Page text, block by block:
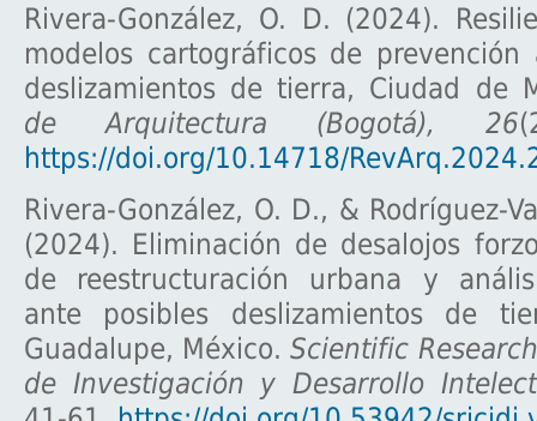
Rivera-González, O. D. (2024).
modelos cartográficos de
deslizamientos de tierra, Ciudad de
de Arquitectura (Bogotá), 26
https://doi.org/10.14718/
Rivera-González, O. D., & Rodríguez-
(2024). Eliminación de desalojos
de reestructuración urbana y
ante posibles deslizamientos de
Guadalupe, México.Scientific
de Investigación y Desarrollo